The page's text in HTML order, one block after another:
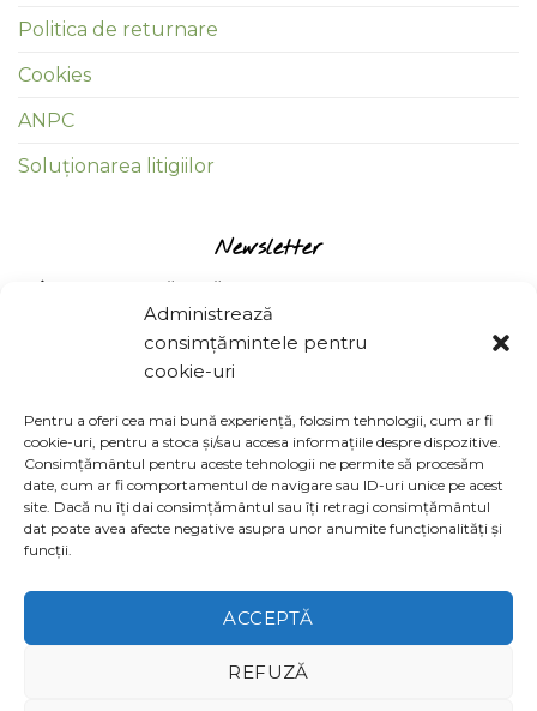
Administrează
consimțămintele pentru
cookie-uri
Pentru a oferi cea mai bună experiență, folosim tehnologii, cum ar fi
cookie-uri, pentru a stoca și/sau accesa informațiile despre dispozitive.
Consimțământul pentru aceste tehnologii ne permite să procesăm
date, cum ar fi comportamentul de navigare sau ID-uri unice pe acest
site. Dacă nu îți dai consimțământul sau îți retragi consimțământul
dat poate avea afecte negative asupra unor anumite funcționalități și
funcții.
ACCEPTĂ
REFUZĂ
Politica de returnare
Cookies
ANPC
Soluționarea litigiilor
Newsletter
TRUCURI PENTRU STILUL DE VIAȚĂ PLUS CÂTEVA BUNĂTĂȚI
EXCLUSIVE!
Am citit şi sunt de acord cupolitica de